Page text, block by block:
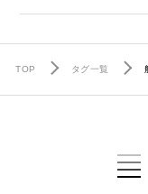
TOP タグ一覧